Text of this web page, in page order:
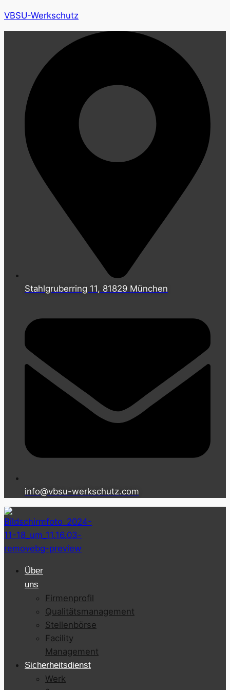
VBSU-Werkschutz
Stahlgruberring 11, 81829 München
info@vbsu-werkschutz.com
Über
uns
Firmenprofil
Qualitätsmanagement
Stellenbörse
Facility
Management
Sicherheitsdienst
Werk